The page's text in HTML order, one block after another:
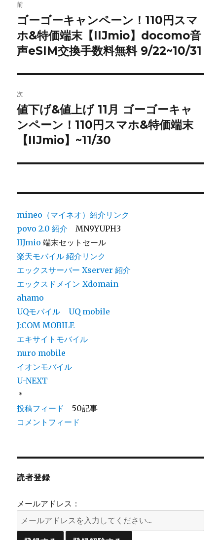
稿
ナ
ビ
ゲ
ー
シ
ョ
ン
前
前
の
投
ゴーゴーキャンペーン！110円スマ
ホ&特価端末【IIJmio】docomo音
声eSIM交換手数料無料 9/22~10/31
次
次
の
投
値下げ&値上げ 11月 ゴーゴーキャ
ンペーン！110円スマホ&特価端末
【IIJmio】~11/30
mineo（マイネオ）紹介リンク
povo 2.0 紹介 MN9YUPH3
IIJmio 端末セットセール
楽天モバイル 紹介リンク
エックスサーバー Xserver 紹介
エックスドメイン Xdomain
ahamo
UQモバイル
UQ mobile
J:COM MOBILE
エキサイトモバイル
nuro mobile
イオンモバイル
U-NEXT
＊
投稿フィード
50記事
コメントフィード
読者登録
メールアドレス：